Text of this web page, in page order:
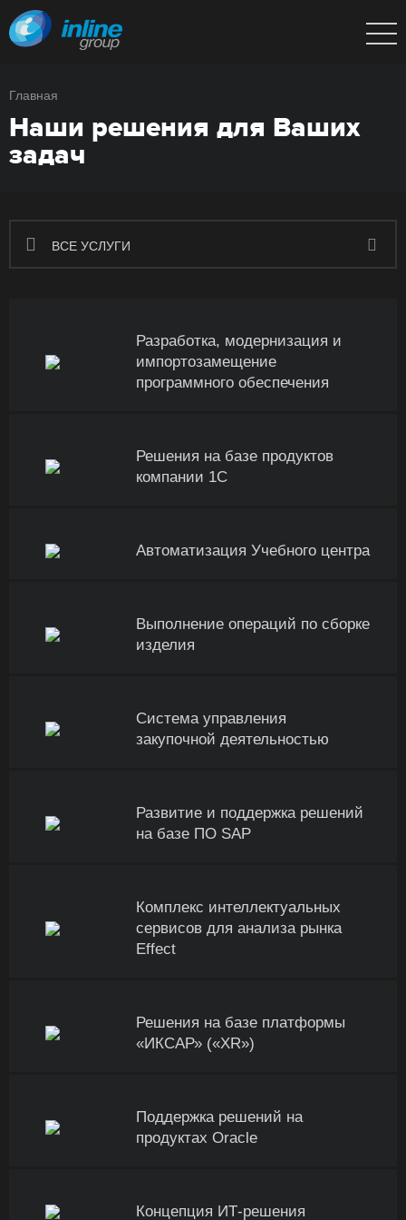
Главная
Наши решения для Ваших
задач
ВСЕ УСЛУГИ
Разработка, модернизация и
импортозамещение
программного обеспечения
Решения на базе продуктов
компании 1С
Автоматизация Учебного центра
Выполнение операций по сборке
изделия
Система управления
закупочной деятельностью
Развитие и поддержка решений
на базе ПО SAP
Комплекс интеллектуальных
сервисов для анализа рынка
Effect
Решения на базе платформы
«ИКСАР» («XR»)
Поддержка решений на
продуктах Oracle
Концепция ИТ-решения